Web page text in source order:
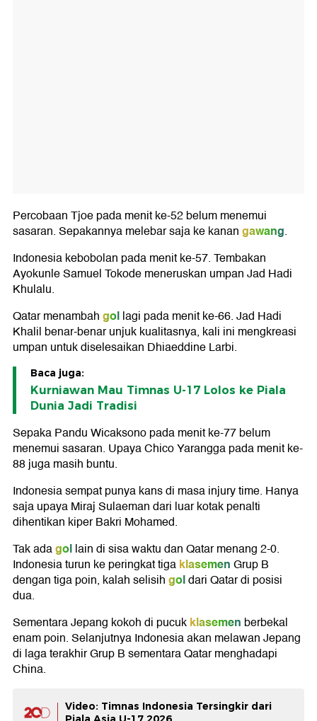
Percobaan Tjoe pada menit ke-52 belum menemui
sasaran. Sepakannya melebar saja ke kanangawang.
Indonesia kebobolan pada menit ke-57. Tembakan
Ayokunle Samuel Tokode meneruskan umpan Jad Hadi
Khulalu.
Qatar menambahgollagi pada menit ke-66. Jad Hadi
Khalil benar-benar unjuk kualitasnya, kali ini mengkreasi
umpan untuk diselesaikan Dhiaeddine Larbi.
Baca juga:
Kurniawan Mau Timnas U-17 Lolos ke Piala
Dunia Jadi Tradisi
Sepaka Pandu Wicaksono pada menit ke-77 belum
menemui sasaran. Upaya Chico Yarangga pada menit ke-
88 juga masih buntu.
Indonesia sempat punya kans di masa injury time. Hanya
saja upaya Miraj Sulaeman dari luar kotak penalti
dihentikan kiper Bakri Mohamed.
Tak adagollain di sisa waktu dan Qatar menang 2-0.
Indonesia turun ke peringkat tigaklasemenGrup B
dengan tiga poin, kalah selisihgoldari Qatar di posisi
dua.
Sementara Jepang kokoh di pucukklasemen berbekal
enam poin. Selanjutnya Indonesia akan melawan Jepang
di laga terakhir Grup B sementara Qatar menghadapi
China.
Video: Timnas Indonesia Tersingkir dari